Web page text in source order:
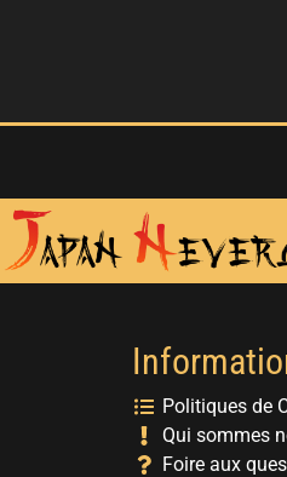
Politiques de
Qui sommes
Foire aux